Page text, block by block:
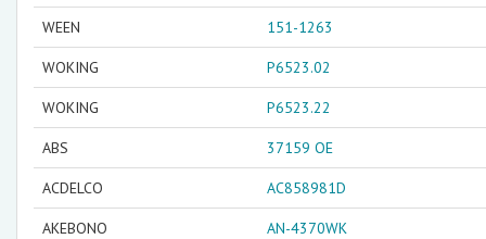
WEEN 151-1263
WOKING P6523.02
WOKING P6523.22
ABS 37159 OE
ACDELCO AC858981D
AKEBONO AN-4370WK